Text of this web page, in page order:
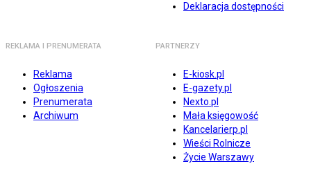
Deklaracja dostępności
REKLAMA I PRENUMERATA
Reklama
Ogłoszenia
Prenumerata
Archiwum
PARTNERZY
E-kiosk.pl
E-gazety.pl
Nexto.pl
Mała księgowość
Kancelarierp.pl
Wieści Rolnicze
Życie Warszawy